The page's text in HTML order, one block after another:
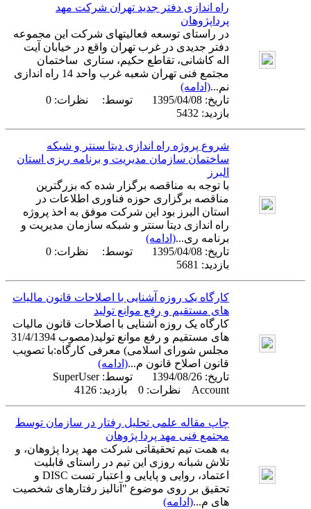
راه اندازی دفتر جدید تهران شرکت مهد
پرداپژوهان
در راستای توسعه فعالیتهای شرکت این مجموعه
دفتر جدیدی در غرب تهران واقع در خیابان آیت
اله کاشانی، تقاطع حکیم، ستاری ساختمان
مجتمع فنی تهران شعبه غرب واحد 14 راه اندازی
نم...(ادامه)
تاریخ: 1395/04/08 توسط:
بازدید: 5432
شروع پروژه راه اندازی دیتا سنتر و شبکه
ساختمان سازمان مدیریت و برنامه ریزی استان
البرز
با توجه به مناقصه برگزار شده که بزرگترین
مناقصه برگزاری حوزه فناوری اطلاعات در
استان البرز بود این شرکت موفق به اخذ پروژه
راه اندازی دیتا سنتر و شبکه سازمان مدیریت و
برنامه ری...(ادامه)
تاریخ: 1395/04/08 توسط:
بازدید: 5681
کارگاه یک روزه آشنایی با اصلاحات قانون مالیات
های مستقیم و رفع موانع تولید
کارگاه یک روزه آشنایی با اصلاحات قانون مالیات
های مستقیم و رفع موانع تولید(مصوب 31/4/1394
مجلس شورای اسلامی) معرفی کارگاه:با تصویب
قانون اصلاح قانون م...(ادامه)
تاریخ: 1394/08/26 توسط:SuperUser
Account نظرات: 0 بازدید: 4126
چاپ مقاله علمی تحلیل رفتار در سازمان توسط
مجتمع فنی مهد پردا پژوهان
به همت تیم تحقیقاتی شرکت مهد پردا پژوهان، و
تلاش شبانه روزی این تیم در راستای قابلیت
اعتماد، روایی و پایایی و اعتبار تست DISC و
تحقیق بر روی موضوع "آنالیز رفتارهای شخصیت
های م...(ادامه)